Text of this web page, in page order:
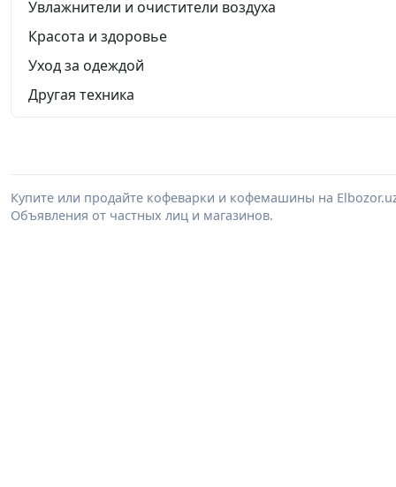
Увлажнители и очистители воздуха
Красота и здоровье
Уход за одеждой
Другая техника
Купите или продайте кофеварки и кофемашины на
Объявления от частных лиц и магазинов.